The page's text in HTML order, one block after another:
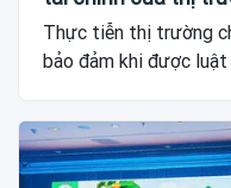
Thực tiễn thị trường
bảo đảm khi được